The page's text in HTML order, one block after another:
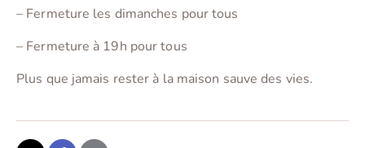
– Fermeture les dimanches pour tous
– Fermeture à 19h pour tous
Plus que jamais rester à la maison sauve des vies.